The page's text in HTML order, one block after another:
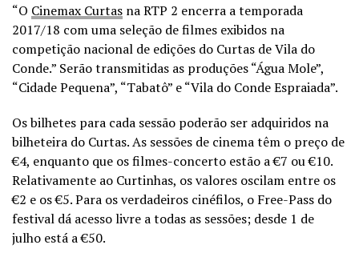
“O Cinemax Curtas na RTP 2 encerra a temporada
2017/18 com uma seleção de filmes exibidos na
competição nacional de edições do Curtas de Vila do
Conde.” Serão transmitidas as produções “Água Mole”,
“Cidade Pequena”, “Tabatô” e “Vila do Conde Espraiada”.
Os bilhetes para cada sessão poderão ser adquiridos na
bilheteira do Curtas. As sessões de cinema têm o preço de
€4, enquanto que os filmes-concerto estão a €7 ou €10.
Relativamente ao Curtinhas, os valores oscilam entre os
€2 e os €5. Para os verdadeiros cinéfilos, o Free-Pass do
festival dá acesso livre a todas as sessões; desde 1 de
julho está a €50.